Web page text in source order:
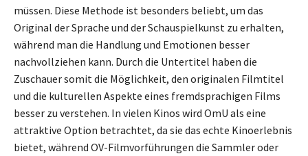
müssen. Diese Methode ist besonders beliebt, um das
Original der Sprache und der Schauspielkunst zu erhalten,
während man die Handlung und Emotionen besser
nachvollziehen kann. Durch die Untertitel haben die
Zuschauer somit die Möglichkeit, den originalen Filmtitel
und die kulturellen Aspekte eines fremdsprachigen Films
besser zu verstehen. In vielen Kinos wird OmU als eine
attraktive Option betrachtet, da sie das echte Kinoerlebnis
bietet, während OV-Filmvorführungen die Sammler oder